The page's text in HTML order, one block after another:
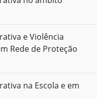
e Violência
Rede de Proteção
na Escola e em